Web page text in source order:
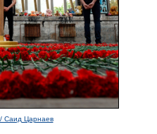
Саид Царнаев